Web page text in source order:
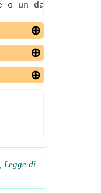
un dato solido
Legge di